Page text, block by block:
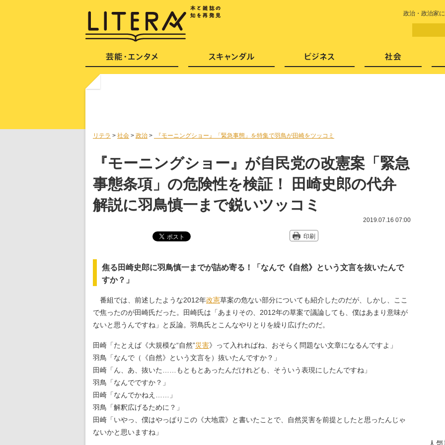
政治・政治家
リテラ > 社会 > 政治 > 『モーニングショー』「緊急事態」を特集で羽鳥が田崎をツッコミ
『モーニングショー』が自民党の改憲案「緊急
事態条項」の危険性を検証！ 田崎史郎の代弁
解説に羽鳥慎一まで鋭いツッコミ
2019.07.16 07:00
印刷
焦る田崎史郎に羽鳥慎一までが詰め寄る！「なんで《自然》という文言を抜いたんで
すか？」
番組では、前述したような2012年改憲草案の危ない部分についても紹介したのだが、しかし、ここ
で焦ったのが田崎氏だった。田崎氏は「あまりその、2012年の草案で議論しても、僕はあまり意味が
ないと思うんですね」と反論。羽鳥氏とこんなやりとりを繰り広げたのだ。
田崎「たとえば《大規模な“自然”災害》って入れればね、おそらく問題ない文章になるんですよ」
羽鳥「なんで（《自然》という文言を）抜いたんですか？」
田崎「ん、あ、抜いた……もともとあったんだけれども、そういう表現にしたんですね」
羽鳥「なんでですか？」
田崎「なんでかねえ……」
羽鳥「解釈広げるために？」
田崎「いやっ、僕はやっぱりこの《大地震》と書いたことで、自然災害を前提としたと思ったんじゃ
ないかと思いますね」
芸能・エンタメ スキャンダル